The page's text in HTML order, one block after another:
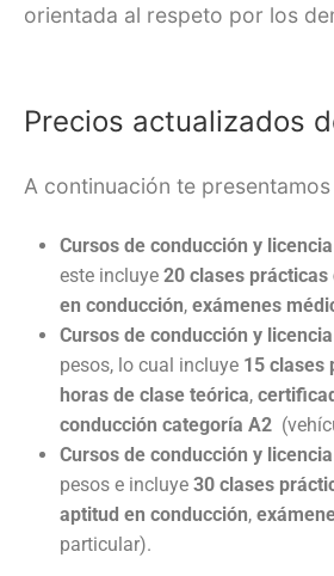
orientada al respeto por los
Precios actualizados
A continuación te
Cursos de conducción y
este incluye 20 clases
en conducción, exámenes
Cursos de conducción y
pesos, lo cual incluye 15 clases
horas de clase teórica,
conducción categoría A2
Cursos de conducción y
pesos e incluye 30 clases
aptitud en conducción,
particular).